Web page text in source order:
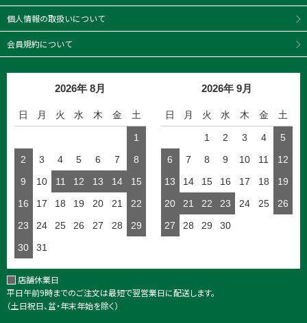
個人情報の取扱いについて
会員規約について
2026年 8月
日 月 火 水 木 金 土
1
2
3 4 5 6 7
8
9
10 11 12 13 14
15
16
17 18 19 20 21
22
23
24 25 26 27 28
29
30
31
2026年 9月
日 月 火 水 木 金 土
1 2 3 4
5
6
7 8 9 10 11
12
13
14 15 16 17 18
19
20
21 22 23 24 25
26
27
28 29 30
店舗休業日
平日午前9時までのご注文は最短で翌営業日に配送します。
（土日祝日、盆・年末年始を除く）